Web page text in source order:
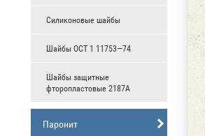
Силиконовые шайбы
Шайбы ОСТ 1 11753—74
Шайбы защитные
фторопластовые 2187А
Паронит